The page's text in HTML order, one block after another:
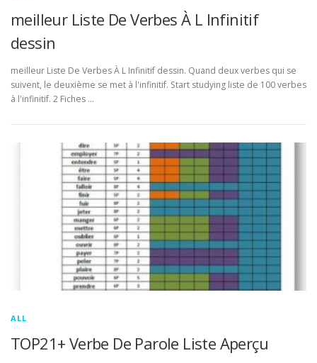
meilleur Liste De Verbes À L Infinitif
dessin
meilleur Liste De Verbes À L Infinitif dessin. Quand deux verbes qui se
suivent, le deuxième se met à l'infinitif. Start studying liste de 100 verbes
à l'infinitif. 2 Fiches …
ALL
TOP21+ Verbe De Parole Liste Aperçu